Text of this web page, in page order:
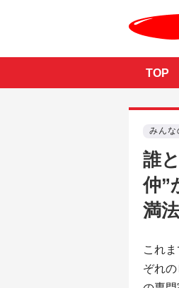
TOP
みんな
誰
仲”
満法
これ
ぞれ